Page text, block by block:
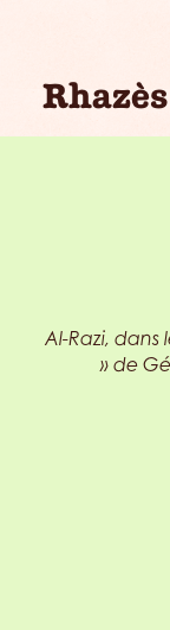
Al-Razi, dans
» de